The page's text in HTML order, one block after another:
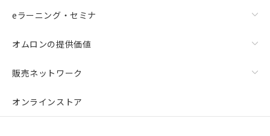
eラーニング・セミナ
オムロンの提供価値
販売ネットワーク
オンラインストア